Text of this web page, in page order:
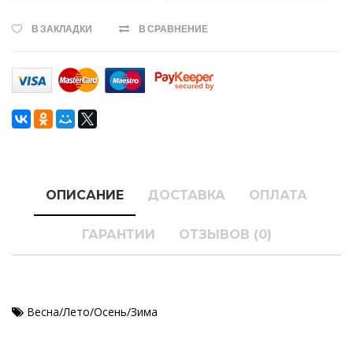
В ЗАКЛАДКИ В СРАВНЕНИЕ
ОПИСАНИЕ ДОСТАВКА ОПЛАТА
ГАРАНТИИ ОТЗЫВОВ (0)
Весна/Лето/Осень/Зима